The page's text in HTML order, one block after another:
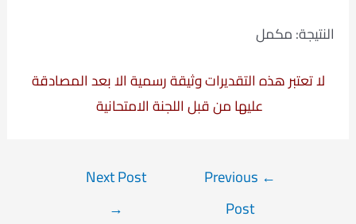
النتيجة: مكمل
لا تعتبر هذه التقديرات وثيقة رسمية الا بعد المصادقة
عليها من قبل اللجنة الامتحانية
←
Previous
Post
Next Post
→